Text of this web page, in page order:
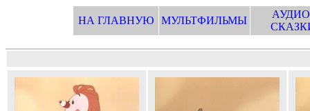
НА ГЛАВНУЮ МУЛЬТФИЛЬМЫ